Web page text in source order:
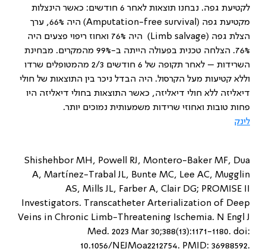
לקטיעת גפה. נבחנו תוצאות לאחר 6 חודשים: כאשר הינצלות
מקטיעת גפה (Amputation-free survival
) היה 66%, ערך
הצלת גפה (Limb salvage
) היה 76% ואחוז ריפוי פצעים היה
76%. הצלחה טכנית בפעולה הייתה ב-99% מהמקרים. מבחינת
השרידות – לאחר תקופה של 6 חודשים 2/3 מהמטופלים שרדו
וללא קטיעות מעל הקרסול. היה הבדל ניכר בין התוצאות של חולי
דיאליזה ללא חולי דיאליזה, כאשר התוצאות בחולי דיאליזה היו
פחות טובות ואחוזי שרידות משמעותית נמוכים יותר.
לינק
Shishehbor MH, Powell RJ, Montero-Baker MF, Dua
A, Martínez-Trabal JL, Bunte MC, Lee AC, Mugglin
AS, Mills JL, Farber A, Clair DG; PROMISE II
Investigators. Transcatheter Arterialization of Deep
Veins in Chronic Limb-Threatening Ischemia. N Engl J
Med. 2023 Mar 30;388(13):1171-1180. doi:
10.1056/NEJMoa2212754. PMID: 36988592.